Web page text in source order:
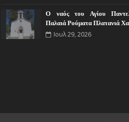
Ο ναός του Αγίου
Παλαιά Ρούματα Πλατανιά
Ιουλ 29, 2026